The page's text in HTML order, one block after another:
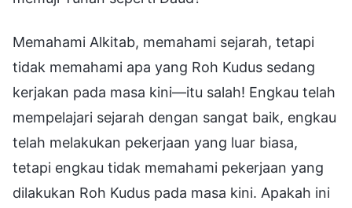
Memahami Alkitab, memahami sejarah, tetapi
tidak memahami apa yang Roh Kudus sedang
kerjakan pada masa kini—itu salah! Engkau telah
mempelajari sejarah dengan sangat baik, engkau
telah melakukan pekerjaan yang luar biasa,
tetapi engkau tidak memahami pekerjaan yang
dilakukan Roh Kudus pada masa kini. Apakah ini